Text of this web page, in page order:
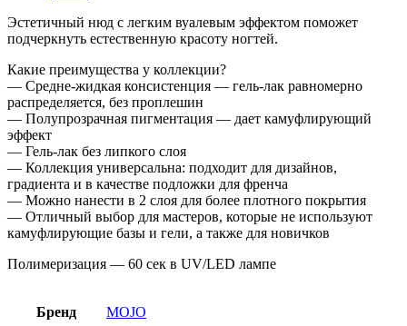
Эстетичный нюд с легким вуалевым эффектом поможет
подчеркнуть естественную красоту ногтей.
Какие преимущества у коллекции?
— Средне-жидкая консистенция — гель-лак равномерно
распределяется, без проплешин
— Полупрозрачная пигментация — дает камуфлирующий
эффект
— Гель-лак без липкого слоя
— Коллекция универсальна: подходит для дизайнов,
градиента и в качестве подложки для френча
— Можно нанести в 2 слоя для более плотного покрытия
— Отличный выбор для мастеров, которые не используют
камуфлирующие базы и гели, а также для новичков
Полимеризация — 60 сек в UV/LED лампе
Бренд MOJO